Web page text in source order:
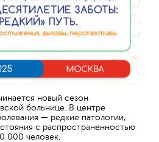
новый сезон
больнице. В центре
— редкие патологии,
с распространенностью
000 человек.